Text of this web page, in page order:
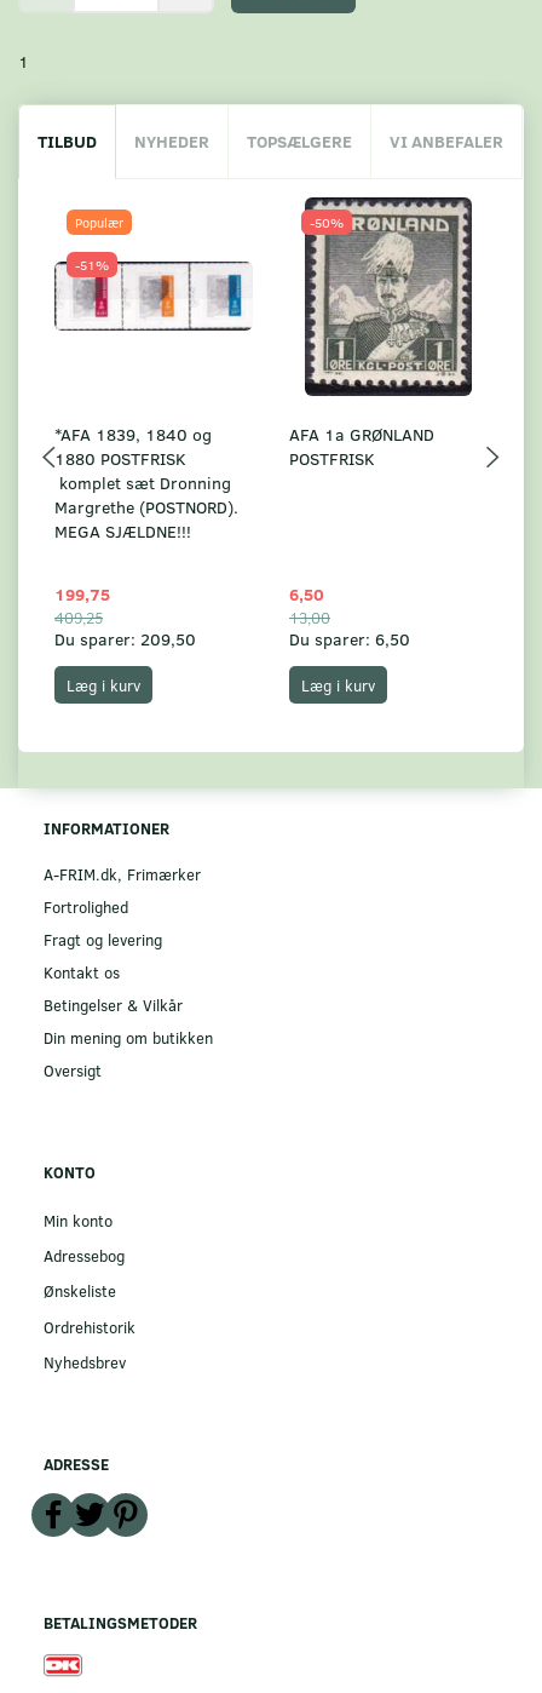
1
TILBUD NYHEDER TOPSÆLGERE VI ANBEFALER
Populær
-51%
*AFA 1839, 1840 og
1880 POSTFRISK
komplet sæt Dronning
Margrethe (POSTNORD).
MEGA SJÆLDNE!!!
199,75
409,25
Du sparer: 209,50
Læg i kurv
-50%
AFA 1a GRØNLAND
POSTFRISK
6,50
13,00
Du sparer: 6,50
Læg i kurv
INFORMATIONER
A-FRIM.dk, Frimærker
Fortrolighed
Fragt og levering
Kontakt os
Betingelser & Vilkår
Din mening om butikken
Oversigt
KONTO
Min konto
Adressebog
Ønskeliste
Ordrehistorik
Nyhedsbrev
ADRESSE
BETALINGSMETODER